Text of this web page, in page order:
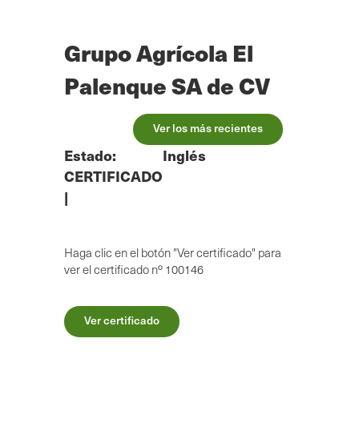
Grupo Agrícola El
Palenque SA de CV
Ver los más recientes
Estado:
CERTIFICADO
|
Inglés
Haga clic en el botón "Ver certificado" para
ver el certificado nº 100146
Ver certificado